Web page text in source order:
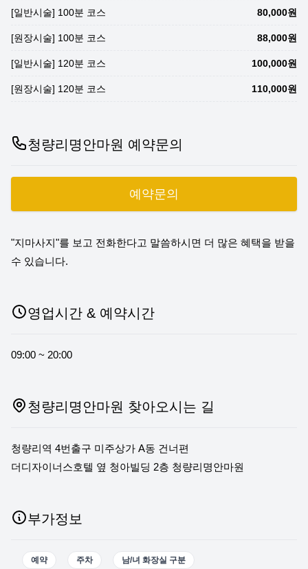
[일반시술] 100분 코스 80,000원
[원장시술] 100분 코스 88,000원
[일반시술] 120분 코스 100,000원
[원장시술] 120분 코스 110,000원
청량리명안마원 예약문의
예약문의
"지마사지"를 보고 전화한다고 말씀하시면 더 많은 혜택을 받을
수 있습니다.
영업시간 & 예약시간
09:00 ~ 20:00
청량리명안마원 찾아오시는 길
청량리역 4번출구 미주상가 A동 건너편
더디자이너스호텔 옆 청아빌딩 2층 청량리명안마원
부가정보
예약 주차 남/녀 화장실 구분